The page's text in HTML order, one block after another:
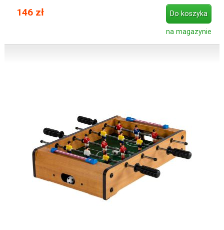
146 zł Do koszyka
na magazynie